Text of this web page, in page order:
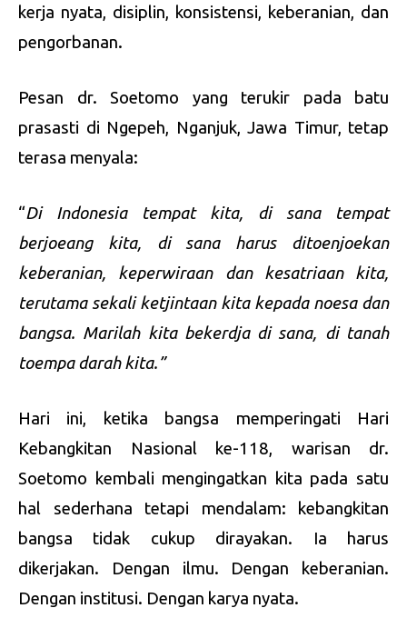
kerja nyata, disiplin, konsistensi, keberanian, dan
pengorbanan.
Pesan dr. Soetomo yang terukir pada batu
prasasti di Ngepeh, Nganjuk, Jawa Timur, tetap
terasa menyala:
“Di Indonesia tempat kita, di sana tempat
berjoeang kita, di sana harus ditoenjoekan
keberanian, keperwiraan dan kesatriaan kita,
terutama sekali ketjintaan kita kepada noesa dan
bangsa. Marilah kita bekerdja di sana, di tanah
toempa darah kita.”
Hari ini, ketika bangsa memperingati Hari
Kebangkitan Nasional ke-118, warisan dr.
Soetomo kembali mengingatkan kita pada satu
hal sederhana tetapi mendalam: kebangkitan
bangsa tidak cukup dirayakan. Ia harus
dikerjakan. Dengan ilmu. Dengan keberanian.
Dengan institusi. Dengan karya nyata.